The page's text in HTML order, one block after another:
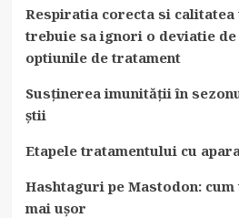
Respiratia corecta si calitatea
trebuie sa ignori o deviatie
optiunile de tratament
Susținerea imunității în
știi
Etapele tratamentului cu
Hashtaguri pe Mastodon: cum
mai ușor